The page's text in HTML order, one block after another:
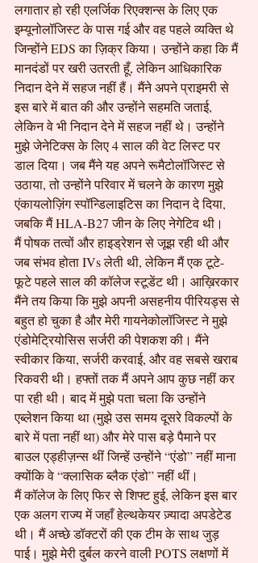
लगातार हो रही एलर्जिक रिएक्शन्स के लिए एक
इम्यूनोलॉजिस्ट के पास गई और वह पहले व्यक्ति थे
जिन्होंने EDS का ज़िक्र किया। उन्होंने कहा कि मैं
मानदंडों पर खरी उतरती हूँ, लेकिन आधिकारिक
निदान देने में सहज नहीं हैं। मैंने अपने प्राइमरी से
इस बारे में बात की और उन्होंने सहमति जताई,
लेकिन वे भी निदान देने में सहज नहीं थे। उन्होंने
मुझे जेनेटिक्स के लिए 4 साल की वेट लिस्ट पर
डाल दिया। जब मैंने यह अपने रूमैटोलॉजिस्ट से
उठाया, तो उन्होंने परिवार में चलने के कारण मुझे
एंकायलोज़िंग स्पॉन्डिलाइटिस का निदान दे दिया,
जबकि मैं HLA-B27 जीन के लिए नेगेटिव थी।
मैं पोषक तत्वों और हाइड्रेशन से जूझ रही थी और
जब संभव होता IVs लेती थी, लेकिन मैं एक टूटे-
फूटे पहले साल की कॉलेज स्टूडेंट थी। आख़िरकार
मैंने तय किया कि मुझे अपनी असहनीय पीरियड्स से
बहुत हो चुका है और मेरी गायनेकोलॉजिस्ट ने मुझे
एंडोमेट्रियोसिस सर्जरी की पेशकश की। मैंने
स्वीकार किया, सर्जरी करवाई, और वह सबसे खराब
रिकवरी थी। हफ्तों तक मैं अपने आप कुछ नहीं कर
पा रही थी। बाद में मुझे पता चला कि उन्होंने
एब्लेशन किया था (मुझे उस समय दूसरे विकल्पों के
बारे में पता नहीं था) और मेरे पास बड़े पैमाने पर
बाउल एड्हीज़न्स थीं जिन्हें उन्होंने “एंडो” नहीं माना
क्योंकि वे “क्लासिक ब्लैक एंडो” नहीं थीं।
मैं कॉलेज के लिए फिर से शिफ्ट हुई, लेकिन इस बार
एक अलग राज्य में जहाँ हेल्थकेयर ज़्यादा अपडेटेड
थी। मैं अच्छे डॉक्टरों की एक टीम के साथ जुड़
पाई। मुझे मेरी दुर्बल करने वाली POTS लक्षणों में